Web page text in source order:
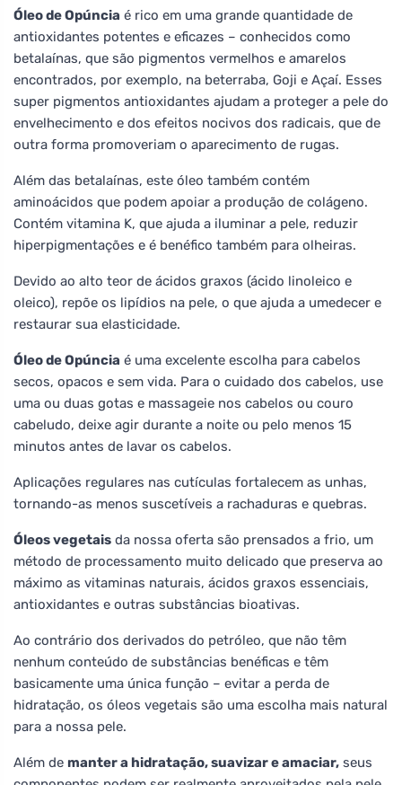
Óleo de Opúncia é rico em uma grande quantidade de
antioxidantes potentes e eficazes – conhecidos como
betalaínas, que são pigmentos vermelhos e amarelos
encontrados, por exemplo, na beterraba, Goji e Açaí. Esses
super pigmentos antioxidantes ajudam a proteger a pele do
envelhecimento e dos efeitos nocivos dos radicais, que de
outra forma promoveriam o aparecimento de rugas.
Além das betalaínas, este óleo também contém
aminoácidos que podem apoiar a produção de colágeno.
Contém vitamina K, que ajuda a iluminar a pele, reduzir
hiperpigmentações e é benéfico também para olheiras.
Devido ao alto teor de ácidos graxos (ácido linoleico e
oleico), repõe os lipídios na pele, o que ajuda a umedecer e
restaurar sua elasticidade.
Óleo de Opúncia é uma excelente escolha para cabelos
secos, opacos e sem vida. Para o cuidado dos cabelos, use
uma ou duas gotas e massageie nos cabelos ou couro
cabeludo, deixe agir durante a noite ou pelo menos 15
minutos antes de lavar os cabelos.
Aplicações regulares nas cutículas fortalecem as unhas,
tornando-as menos suscetíveis a rachaduras e quebras.
Óleos vegetais da nossa oferta são prensados a frio, um
método de processamento muito delicado que preserva ao
máximo as vitaminas naturais, ácidos graxos essenciais,
antioxidantes e outras substâncias bioativas.
Ao contrário dos derivados do petróleo, que não têm
nenhum conteúdo de substâncias benéficas e têm
basicamente uma única função – evitar a perda de
hidratação, os óleos vegetais são uma escolha mais natural
para a nossa pele.
Além de manter a hidratação, suavizar e amaciar, seus